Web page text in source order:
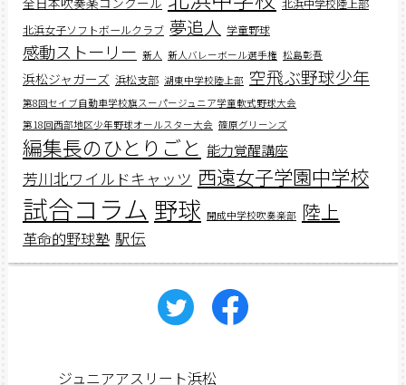
北浜女子ソフトボールクラブ 夢追人 学童野球
感動ストーリー 新人 新人バレーボール選手権 松島彰吾
浜松ジャガーズ 浜松支部 湖東中学校陸上部 空飛ぶ野球少年
第8回セイブ自動車学校旗スーパージュニア学童軟式野球大会
第18回西部地区少年野球オールスター大会 篠原グリーンズ
編集長のひとりごと 能力覚醒講座
芳川北ワイルドキャッツ 西遠女子学園中学校
試合コラム 野球 開成中学校吹奏楽部 陸上
革命的野球塾 駅伝
ジュニアアスリート浜松